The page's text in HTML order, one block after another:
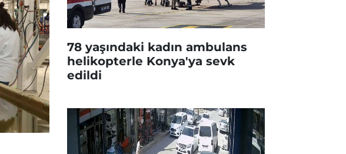
78 yaşındaki kadın ambulans
helikopterle Konya'ya sevk
edildi